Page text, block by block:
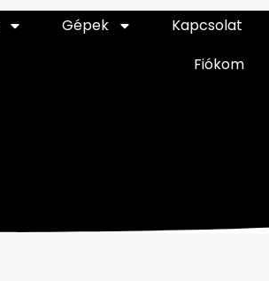
Gépek
Kapcsolat
Fiókom